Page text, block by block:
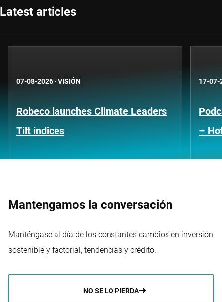
Latest articles
07-08-2026 · VISIÓN
Robeco launches Climate Leaders
Tilt indices
17-07-
–
Mantengamos la conversación
Manténgase al día de los constantes cambios en inversión
sostenible y factorial, tendencias y crédito.
NO SE LO PIERDA